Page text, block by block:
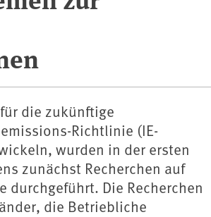
die zukünftige
Richtlinie (IE-
wurden in der ersten
zunächst Recherchen auf
durchgeführt. Die Recherchen
die Betriebliche